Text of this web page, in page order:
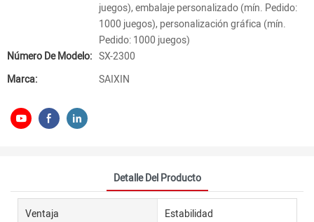
juegos), embalaje personalizado (mín. Pedido:
1000 juegos), personalización gráfica (mín.
Pedido: 1000 juegos)
Número De Modelo: SX-2300
Marca:
SAIXIN
Detalle Del Producto
Ventaja Estabilidad